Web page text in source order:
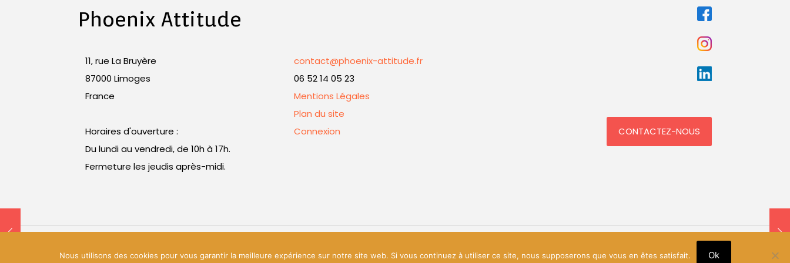
Phoenix Attitude
11, rue La Bruyère
87000 Limoges
France
Horaires d'ouverture :
Du lundi au vendredi, de 10h à 17h.
Fermeture les jeudis après-midi.
contact@phoenix-attitude.fr
06 52 14 05 23
Mentions Légales
Plan du site
Connexion
CONTACTEZ-NOUS
© 2018 Phoenix Attitude. Tous droits réservés.
Nous utilisons des cookies pour vous garantir la meilleure expérience sur notre site web. Si vous continuez à utiliser ce site, nous supposerons que vous en êtes satisfait. Ok